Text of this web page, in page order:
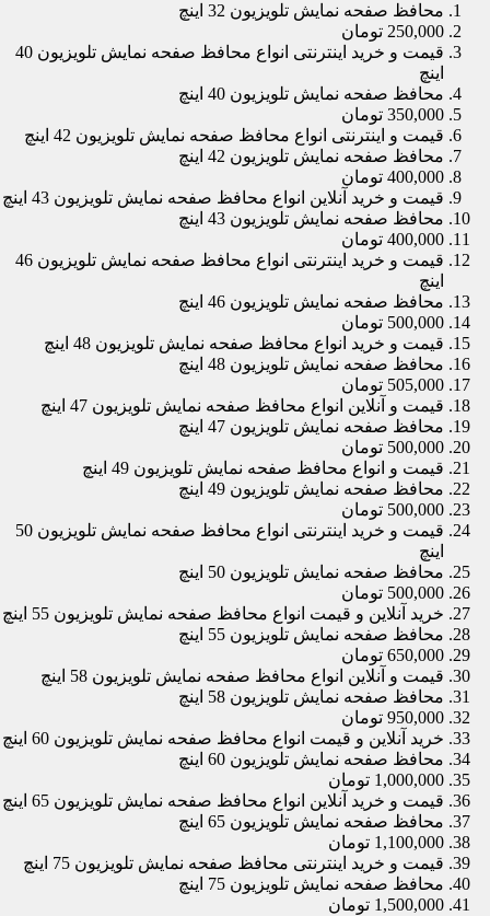
محافظ صفحه نمایش تلویزیون 32 اینچ
250,000 تومان
قیمت و خرید اینترنتی انواع محافظ صفحه نمایش تلویزیون 40
اینچ
محافظ صفحه نمایش تلویزیون 40 اینچ
350,000 تومان
قیمت و اینترنتی انواع محافظ صفحه نمایش تلویزیون 42 اینچ
محافظ صفحه نمایش تلویزیون 42 اینچ
400,000 تومان
قیمت و خرید آنلاین انواع محافظ صفحه نمایش تلویزیون 43 اینچ
محافظ صفحه نمایش تلویزیون 43 اینچ
400,000 تومان
قیمت و خرید اینترنتی انواع محافظ صفحه نمایش تلویزیون 46
اینچ
محافظ صفحه نمایش تلویزیون 46 اینچ
500,000 تومان
قیمت و خرید انواع محافظ صفحه نمایش تلویزیون 48 اینچ
محافظ صفحه نمایش تلویزیون 48 اینچ
505,000 تومان
قیمت و آنلاین انواع محافظ صفحه نمایش تلویزیون 47 اینچ
محافظ صفحه نمایش تلویزیون 47 اینچ
500,000 تومان
قیمت و انواع محافظ صفحه نمایش تلویزیون 49 اینچ
محافظ صفحه نمایش تلویزیون 49 اینچ
500,000 تومان
قیمت و خرید اینترنتی انواع محافظ صفحه نمایش تلویزیون 50
اینچ
محافظ صفحه نمایش تلویزیون 50 اینچ
500,000 تومان
خرید آنلاین و قیمت انواع محافظ صفحه نمایش تلویزیون 55 اینچ
محافظ صفحه نمایش تلویزیون 55 اینچ
650,000 تومان
قیمت و آنلاین انواع محافظ صفحه نمایش تلویزیون 58 اینچ
محافظ صفحه نمایش تلویزیون 58 اینچ
950,000 تومان
خرید آنلاین و قیمت انواع محافظ صفحه نمایش تلویزیون 60 اینچ
محافظ صفحه نمایش تلویزیون 60 اینچ
1,000,000 تومان
قیمت و خرید آنلاین انواع محافظ صفحه نمایش تلویزیون 65 اینچ
محافظ صفحه نمایش تلویزیون 65 اینچ
1,100,000 تومان
قیمت و خرید اینترنتی محافظ صفحه نمایش تلویزیون 75 اینچ
محافظ صفحه نمایش تلویزیون 75 اینچ
1,500,000 تومان